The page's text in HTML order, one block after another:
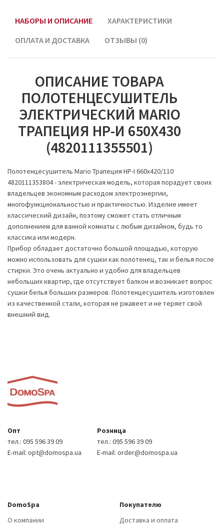
НАБОРЫ И ОПИСАНИЕ
ХАРАКТЕРИСТИКИ
ОПЛАТА И ДОСТАВКА
ОТЗЫВЫ (0)
ОПИСАНИЕ ТОВАРА
ПОЛОТЕНЦЕСУШИТЕЛЬ
ЭЛЕКТРИЧЕСКИЙ MARIO
ТРАПЕЦИЯ НР-И 650Х430
(4820111355501)
Полотенцесушитель Mario Трапеция НР-І 660х420/110
4820111353804 - электрическая модель, которая порадует своих
владельцев экономным расходом электроэнергии,
многофункциональностью и практичностью. Изделие имеет
классический дизайн, поэтому сможет стать отличным
дополнением для ванной комнаты с любым дизайном, будь то
классика или модерн.
Прибор обладает достаточно большой площадью, которую
можно использовать для сушки как полотенец, так и белья после
стирки. Это очень актуально и удобно для владельцев
небольших квартир, где отсутствует балкон и возникает вопрос
сушки белья больших размеров. Полотенцесушитель изготовлен
из качественной стали, которая не ржавеет и не теряет свой
внешний вид.
Опт
тел.: 095 596 39 09
E-mail: opt@domospa.ua
Розница
тел.: 095 596 39 09
E-mail: order@domospa.ua
DomoSpa
О компании
Покупателю
Доставка и оплата